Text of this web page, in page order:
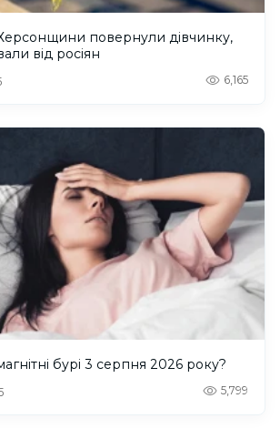
повернули дівчинку,
від росіян
6,165
бурі 3 серпня 2026 року?
5,799